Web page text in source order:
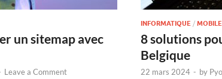
un sitemap avec
Leave a Comment
INFORMATIQUE / MOBILE
8 solutions
Belgique
22 mars 2024 - by Pyo